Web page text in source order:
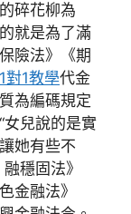
碎花柳為
就是為了滿
險法》《期
1對1教學代金
為編碼規定
女兒說的是實
她有些不
穩固法》
金融法》